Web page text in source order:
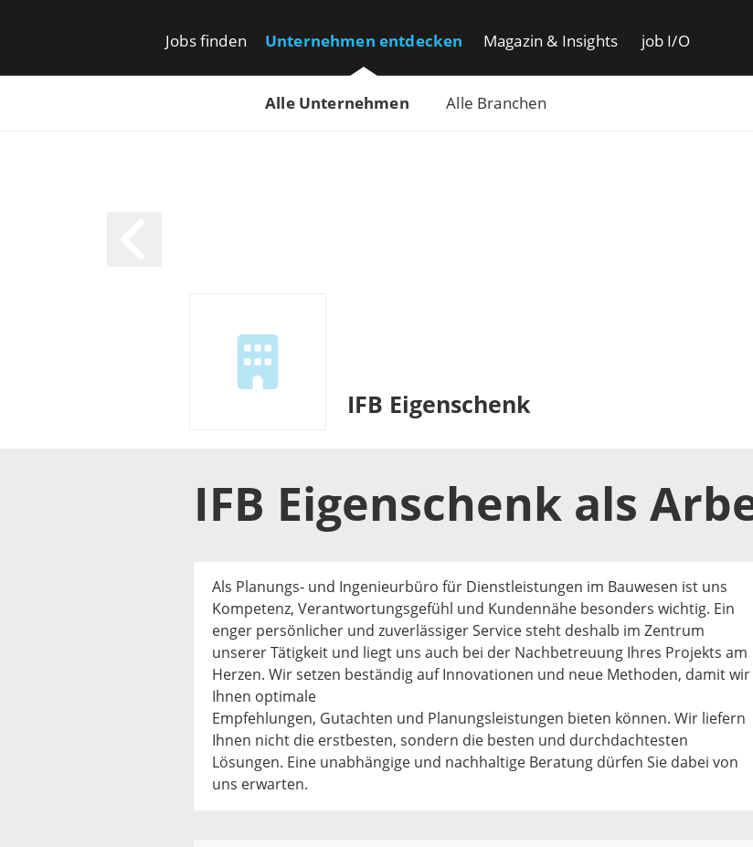
Jobs finden Unternehmen entdecken
Alle Unternehmen Alle Branchen
Magazin & Insights job I/O
IFB Eigenschenk
IFB Eigenschenk als
Als Planungs- und Ingenieurbüro für Dienstleistungen im Bauwesen ist uns
Kompetenz, Verantwortungsgefühl und Kundennähe besonders wichtig. Ein
enger persönlicher und zuverlässiger Service steht deshalb im Zentrum
unserer Tätigkeit und liegt uns auch bei der Nachbetreuung Ihres Projekts am
Herzen. Wir setzen beständig auf Innovationen und neue Methoden, damit wir
Ihnen optimale
Empfehlungen, Gutachten und Planungsleistungen bieten können. Wir liefern
Ihnen nicht die erstbesten, sondern die besten und durchdachtesten
Lösungen. Eine unabhängige und nachhaltige Beratung dürfen Sie dabei von
uns erwarten.